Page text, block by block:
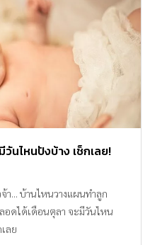
นไหนปังบ้าง เช็กเลย!
... บ้านไหนวางแผนทำลูก
ดได้เดือนตุลา จะมีวันไหน
ลย